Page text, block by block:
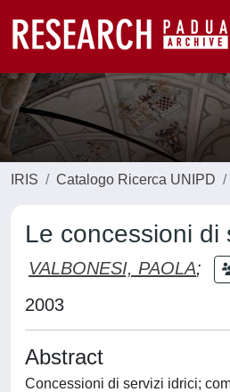
IRIS Catalogo Ricerca UNIPD
Le concessioni di
VALBONESI, PAOLA;
2003
Abstract
Concessioni di servizi idrici;